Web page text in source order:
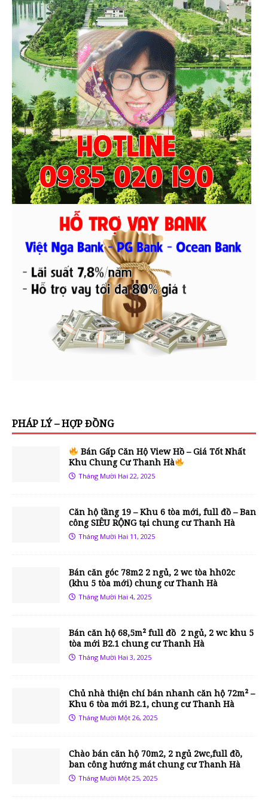
PHÁP LÝ – HỢP ĐỒNG
Bán Gấp Căn Hộ View Hồ – Giá Tốt Nhất
Khu Chung Cư Thanh Hà
Tháng Mười Hai 22, 2025
Căn hộ tầng 19 – Khu 6 tòa mới, full đồ – Ban
công SIÊU RỘNG tại chung cư Thanh Hà
Tháng Mười Hai 11, 2025
Bán căn góc 78m2 2 ngủ, 2 wc tòa hh02c
(khu 5 tòa mới) chung cư Thanh Hà
Tháng Mười Hai 4, 2025
Bán căn hộ 68,5m² full đồ 2 ngủ, 2 wc khu 5
tòa mới B2.1 chung cư Thanh Hà
Tháng Mười Hai 3, 2025
Chủ nhà thiện chí bán nhanh căn hộ 72m² –
Khu 6 tòa mới B2.1, chung cư Thanh Hà
Tháng Mười Một 26, 2025
Chào bán căn hộ 70m2, 2 ngủ 2wc,full đồ,
ban công hướng mát chung cư Thanh Hà
Tháng Mười Một 25, 2025